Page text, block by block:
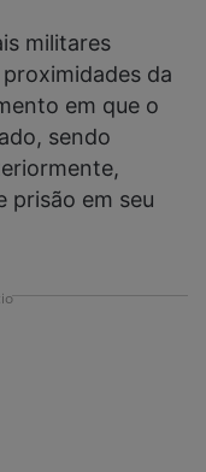
militares
da
em que o
sendo
prisão em seu